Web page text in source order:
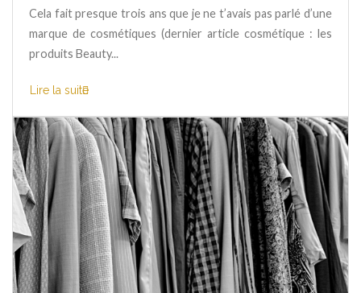
Cela fait presque trois ans que je ne t’avais pas parlé d’une
marque de cosmétiques (dernier article cosmétique : les
produits Beauty...
Lire la suite